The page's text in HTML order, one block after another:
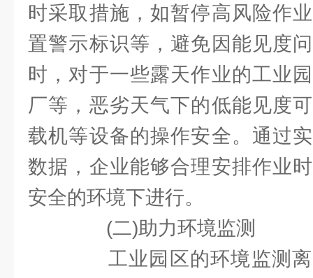
时采取措施，如暂停高风险作
置警示标识等，避免因能见度
时，对于一些露天作业的工业
厂等，恶劣天气下的低能见度
载机等设备的操作安全。通过
数据，企业能够合理安排作业
安全的环境下进行。
(二)助力环境监测
工业园区的环境监测离